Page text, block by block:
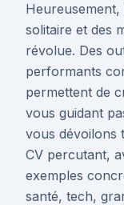
solitaire et des
révolue. Des
performants
permettent de
vous guidant
vous dévoilons
CV percutant,
exemples
santé, tech,